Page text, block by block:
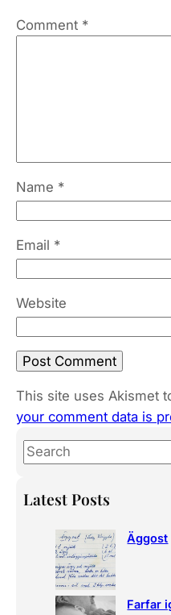
Comment *
Name *
Email *
Website
This site uses Akismet
your comment data is
S
a
Latest Posts
Äggost
Farfar